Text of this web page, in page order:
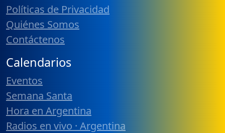
Políticas de Privacidad
Quiénes Somos
Contáctenos
Calendarios
Eventos
Semana Santa
Hora en Argentina
Radios en vivo · Argentina